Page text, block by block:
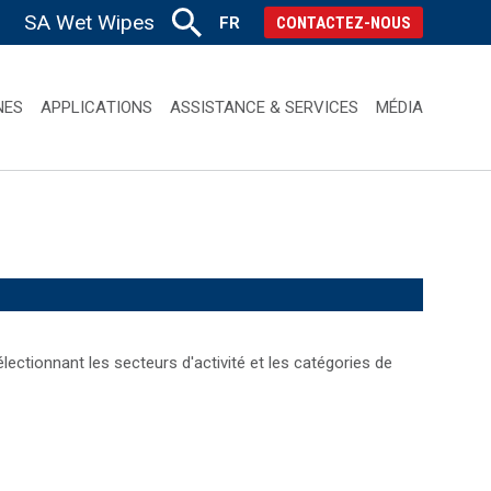
SA Wet Wipes FR CONTACTEZ-NOUS
APPLICATIONS ASSISTANCE & SERVICES MÉDIA
les secteurs d'activité et les catégories de